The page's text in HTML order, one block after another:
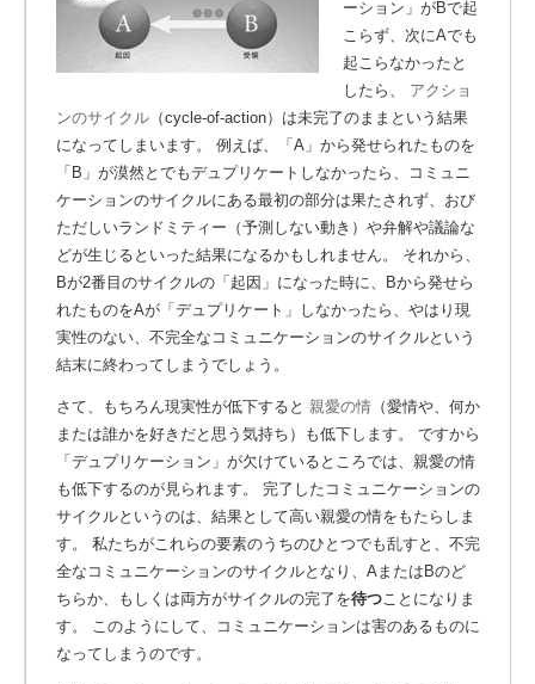
ーション」がBで起
こらず、次にAでも
起こらなかったと
したら、 アクショ
ンのサイクル （cycle-of-action）は未完了のままという結果
になってしまいます。
例えば、「A」から発せられたものを
「B」が漠然とでもデュプリケートしなかったら、コミュニ
ケーションのサイクルにある最初の部分は果たされず、おび
ただしいランドミティー（予測しない動き）や弁解や議論な
どが生じるといった結果になるかもしれません。
それから、
Bが2番目のサイクルの「起因」になった時に、Bから発せら
れたものをAが「デュプリケート」しなかったら、やはり現
実性のない、不完全なコミュニケーションのサイクルという
結末に終わってしまうでしょう。
さて、もちろん現実性が低下すると 親愛の情 （愛情や、何か
または誰かを好きだと思う気持ち）も低下します。 ですから
「デュプリケーション」が欠けているところでは、親愛の情
も低下するのが見られます。 完了したコミュニケーションの
サイクルというのは、結果として高い親愛の情をもたらしま
す。 私たちがこれらの要素のうちのひとつでも乱すと、不完
全なコミュニケーションのサイクルとなり、AまたはBのど
ちらか、もしくは両方がサイクルの完了を待つ ことになりま
す。
このようにして、コミュニケーションは害のあるものに
なってしまうのです。